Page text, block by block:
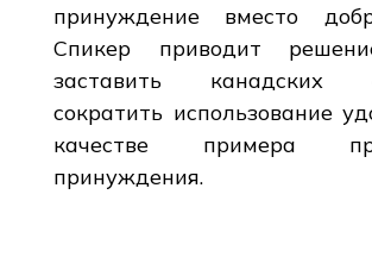
принуждение вместо
Спикер приводит
заставить канадских
сократить использование
качестве примера
принуждения.